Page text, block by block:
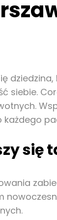
siebie.
każdego
się